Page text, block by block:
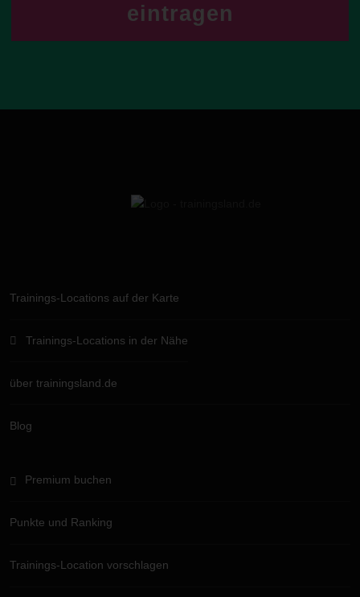
eintragen
Trainings-Locations auf der Karte
Trainings-Locations in der Nähe
über trainingsland.de
Blog
Premium buchen
Punkte und Ranking
Trainings-Location vorschlagen